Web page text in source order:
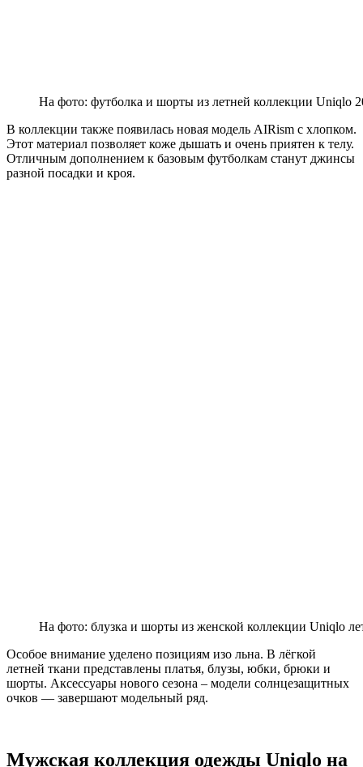
На фото: футболка и шорты из летней коллекции Uniqlo
В коллекции также появилась новая модель AIRism с хлопком.
Этот материал позволяет коже дышать и очень приятен к телу.
Отличным дополнением к базовым футболкам станут джинсы
разной посадки и кроя.
На фото: блузка и шорты из женской коллекции Uniqlo
Особое внимание уделено позициям изо льна. В лёгкой
летней ткани представлены платья, блузы, юбки, брюки и
шорты. Аксессуары нового сезона – модели солнцезащитных
очков — завершают модельный ряд.
Мужская коллекция одежды Uniqlo на